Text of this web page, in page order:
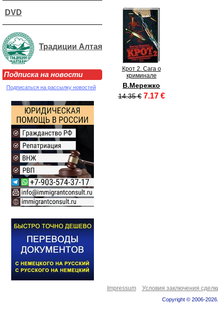
DVD
Традиции Алтая
Подписка на новости
Подписаться на рассылку новостей
Крот 2. Сага о
криминале
В.Мережко
14.35 € 7.17 €
Impressum Условия заключения
Copyright © 2006-